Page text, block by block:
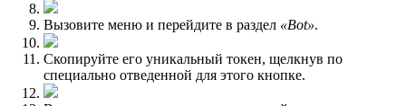
Вызовите меню и перейдите в раздел «Bot».
Скопируйте его уникальный токен, щелкнув по
специально отведенной для этого кнопке.